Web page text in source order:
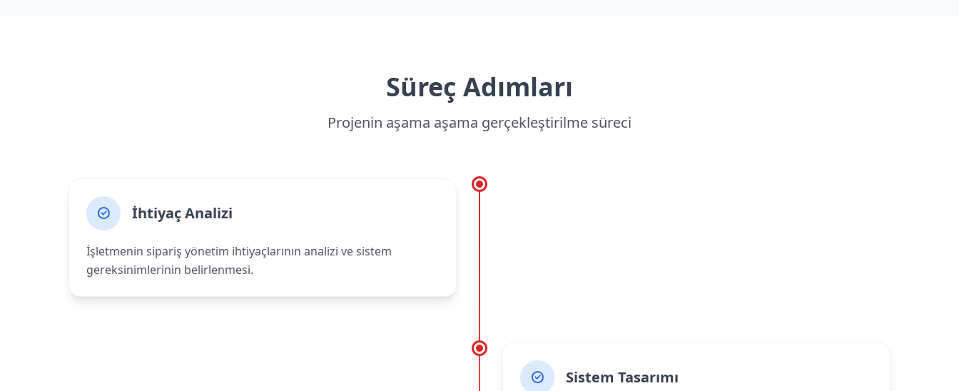
Süreç Adımları
Projenin aşama aşama gerçekleştirilme süreci
İhtiyaç Analizi
İşletmenin sipariş yönetim ihtiyaçlarının analizi ve sistem
gereksinimlerinin belirlenmesi.
Sistem Tasarımı